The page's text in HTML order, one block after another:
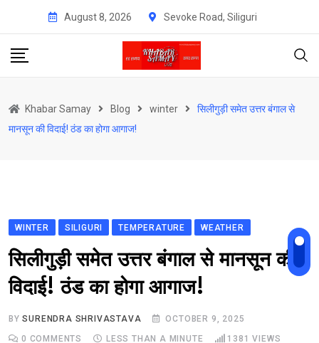
content
August 8, 2026 Sevoke Road, Siliguri
Khabar Samay Blog winter
सिलीगुड़ी समेत उत्तर बंगाल से
मानसून की विदाई! ठंड का होगा आगाज!
WINTER SILIGURI TEMPERATURE WEATHER
सिलीगुड़ी समेत उत्तर बंगाल से मानसून की
विदाई! ठंड का होगा आगाज!
BYSURENDRA SHRIVASTAVA
OCTOBER 9, 2025
0 COMMENTS LESS THAN A MINUTE 1381 VIEWS